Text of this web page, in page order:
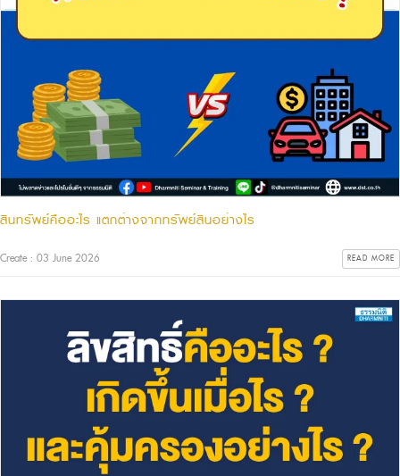
สินทรัพย์คืออะไร แตกต่างจากทรัพย์สินอย่างไร
Create : 03 June 2026 READ MORE